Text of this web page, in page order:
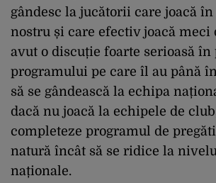
gândesc la jucătorii care joacă
nostru și care efectiv joacă meci
avut o discuție foarte serioasă
programului pe care îl au până
să se gândească la echipa
dacă nu joacă la echipele de
completeze programul de
natură încât să se ridice la
naționale.